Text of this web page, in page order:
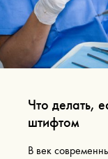
Что делать,
штифтом
В век